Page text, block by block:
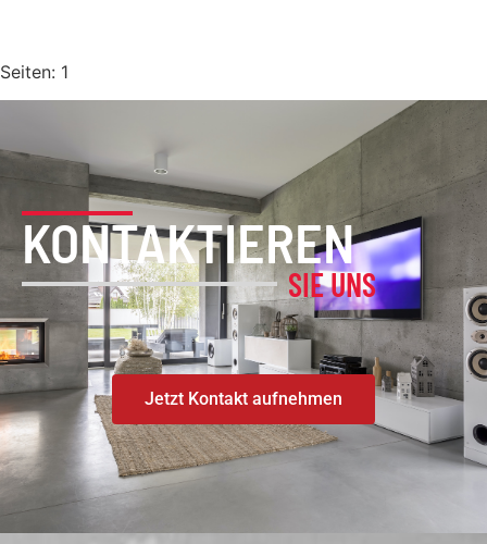
Seiten: 1
KONTAKTIEREN
SIE UNS
Jetzt Kontakt aufnehmen